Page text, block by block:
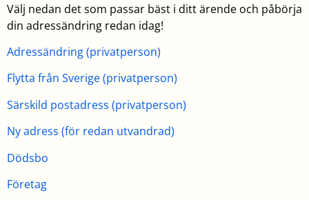
Välj nedan det som passar bäst i ditt ärende och påbörja
din adressändring redan idag!
Adressändring (privatperson)
Flytta från Sverige (privatperson)
Särskild postadress (privatperson)
Ny adress (för redan utvandrad)
Dödsbo
Företag